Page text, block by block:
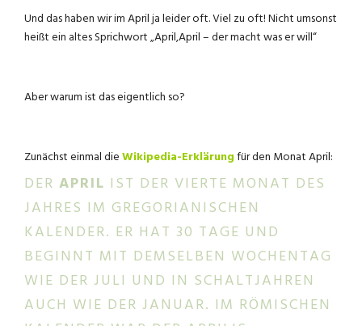
Und das haben wir im April ja leider oft. Viel zu oft! Nicht umsonst
heißt ein altes Sprichwort „April,April – der macht was er will“
Aber warum ist das eigentlich so?
Zunächst einmal dieWikipedia-Erklärungfür den Monat April:
DER APRIL IST DER VIERTE MONAT DES
JAHRES IM GREGORIANISCHEN
KALENDER. ER HAT 30 TAGE UND
BEGINNT MIT DEMSELBEN WOCHENTAG
WIE DER JULI UND IN SCHALTJAHREN
AUCH WIE DER JANUAR. IM RÖMISCHEN